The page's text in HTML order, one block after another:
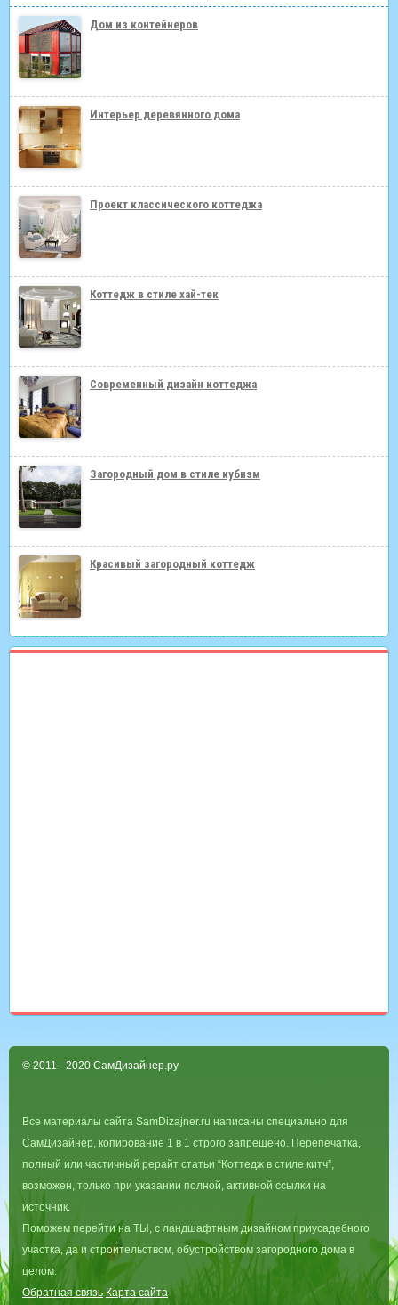
Дом из контейнеров
Интерьер деревянного дома
Проект классического коттеджа
Коттедж в стиле хай-тек
Современный дизайн коттеджа
Загородный дом в стиле кубизм
Красивый загородный коттедж
© 2011 - 2020 СамДизайнер.ру
Все материалы сайта SamDizajner.ru написаны специально для
СамДизайнер, копирование 1 в 1 строго запрещено. Перепечатка,
полный или частичный рерайт статьи “Коттедж в стиле китч”,
возможен, только при указании полной, активной ссылки на
источник.
Поможем перейти на ТЫ, с ландшафтным дизайном приусадебного
участка, да и строительством, обустройством загородного дома в
целом.
Обратная связь Карта сайта